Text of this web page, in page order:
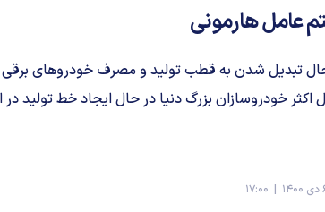
عامل هارمونی
تبدیل شدن به قطب تولید و مصرف خودروهای برقی
خودروسازان بزرگ دنیا در حال ایجاد خط تولید